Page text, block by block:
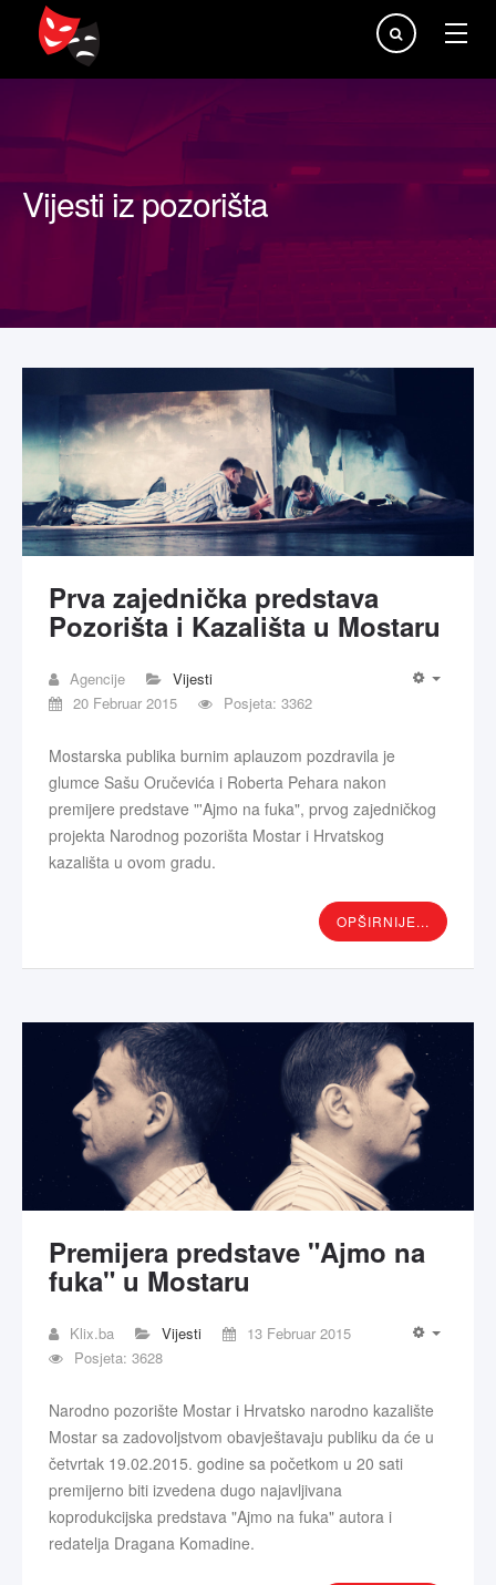
Traži...
Vijesti iz pozorišta
Prva zajednička predstava
Pozorišta i Kazališta u Mostaru
Agencije
Vijesti
20 Februar 2015
Posjeta: 3362
Mostarska publika burnim aplauzom pozdravila je
glumce Sašu Oručevića i Roberta Pehara nakon
premijere predstave "'Ajmo na fuka", prvog zajedničkog
projekta Narodnog pozorišta Mostar i Hrvatskog
kazališta u ovom gradu.
OPŠIRNIJE...
Premijera predstave "Ajmo na
fuka" u Mostaru
Klix.ba Vijesti
13 Februar 2015
Posjeta: 3628
Narodno pozorište Mostar i Hrvatsko narodno kazalište
Mostar sa zadovoljstvom obavještavaju publiku da će u
četvrtak 19.02.2015. godine sa početkom u 20 sati
premijerno biti izvedena dugo najavljivana
koprodukcijska predstava "Ajmo na fuka" autora i
redatelja Dragana Komadine.